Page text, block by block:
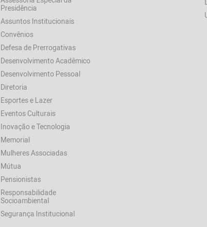
Presidência
Assuntos Institucionais
Convênios
Defesa de Prerrogativas
Desenvolvimento Acadêmico
Desenvolvimento Pessoal
Diretoria
Esportes e Lazer
Eventos Culturais
Inovação e Tecnologia
Memorial
Mulheres Associadas
Mútua
Pensionistas
Responsabilidade
Socioambiental
Segurança Institucional